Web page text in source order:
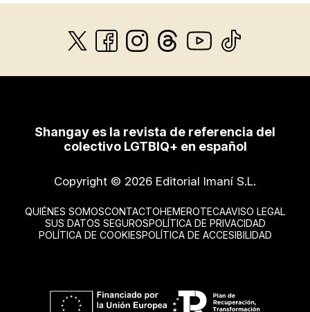
Shangay es la revista de referencia del
colectivo LGTBIQ+ en español
Copyright © 2026 Editorial Imaní S.L.
QUIÉNES SOMOSCONTACTOHEMEROTECAAVISO LEGAL
SUS DATOS SEGUROSPOLÍTICA DE PRIVACIDAD
POLÍTICA DE COOKIESPOLÍTICA DE ACCESIBILIDAD